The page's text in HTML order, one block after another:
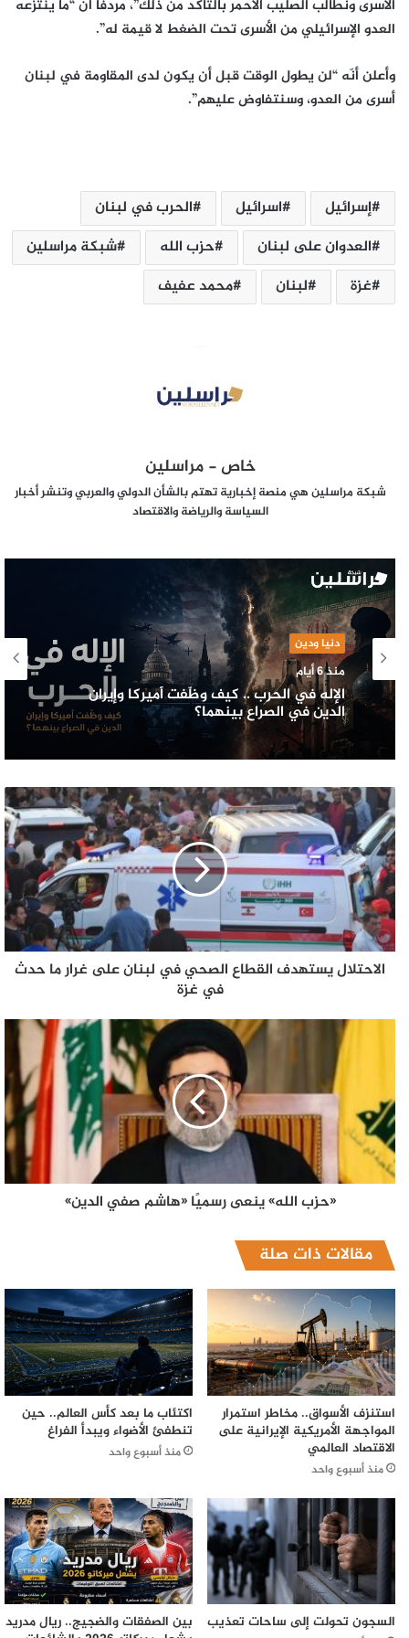
الأسرى ونطالب الصليب الأحمر بالتأكّد من ذلك”، مردفاً أنّ “ما ينتزعه
العدو الإسرائيلي من الأسرى تحت الضغط لا قيمة له”.
وأعلن أنّه “لن يطول الوقت قبل أن يكون لدى المقاومة في لبنان
أسرى من العدو، وسنتفاوض عليهم”.
إسرائيل اسرائيل
الحرب في لبنان
العدوان على لبنان
حزب الله
شبكة مراسلين
غزة
لبنان محمد عفيف
خاص - مراسلين
شبكة مراسلين هي منصة إخبارية تهتم بالشأن الدولي والعربي وتنشر أخبار
السياسة والرياضة والاقتصاد
دنيا ودين
منذ 6 أيام
الإله في الحرب .. كيف وظّفت أميركا وإيران
الدين في الصراع بينهما؟
الاحتلال يستهدف القطاع الصحي في لبنان على غرار ما حدث
في غزة
«حزب الله» ينعى رسميًا «هاشم صفي الدين»
مقالات ذات صلة
استنزف الأسواق.. مخاطر استمرار
المواجهة الأمريكية الإيرانية على
الاقتصاد العالمي
منذ أسبوع واحد
اكتئاب ما بعد كأس العالم.. حين
تنطفئ الأضواء ويبدأ الفراغ
منذ أسبوع واحد
السجون تحولت إلى ساحات تعذيب
بين الصفقات والضجيج.. ريال مدريد